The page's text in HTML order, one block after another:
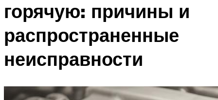
горячую: причины и
распространенные
неисправности